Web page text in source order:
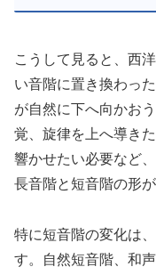
こうして見ると、西
い音階に置き換わっ
が自然に下へ向かお
覚、旋律を上へ導き
響かせたい必要など
長音階と短音階の形
特に短音階の変化は
す。自然短音階、和